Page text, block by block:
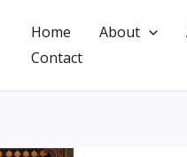
Home About
Contact